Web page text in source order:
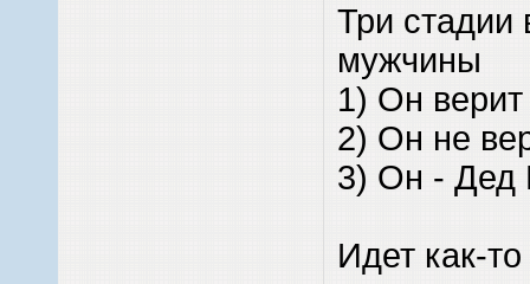
Три стадии
мужчины
1) Он
2) Он не
3) Он - Дед
Идет как-